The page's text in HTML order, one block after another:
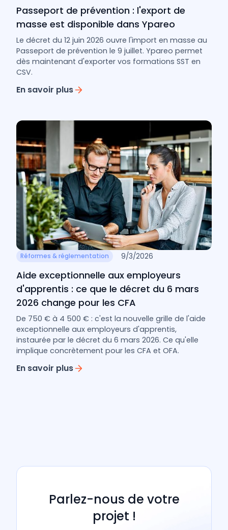
Passeport de prévention : l'export de
masse est disponible dans Ypareo
Le décret du 12 juin 2026 ouvre l'import en masse au
Passeport de prévention le 9 juillet. Ypareo permet
dès maintenant d'exporter vos formations SST en
CSV.
En savoir plus
Réformes & réglementation 9/3/2026
Aide exceptionnelle aux employeurs
d'apprentis : ce que le décret du 6 mars
2026 change pour les CFA
De 750 € à 4 500 € : c'est la nouvelle grille de l'aide
exceptionnelle aux employeurs d'apprentis,
instaurée par le décret du 6 mars 2026. Ce qu'elle
implique concrètement pour les CFA et OFA.
En savoir plus
Parlez-nous de votre
projet !